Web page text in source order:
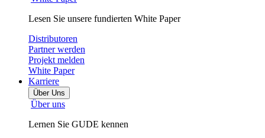
Lesen Sie unsere fundierten White Paper
Distributoren
Partner werden
Projekt melden
White Paper
Karriere
Über Uns
Über uns
Lernen Sie GUDE kennen